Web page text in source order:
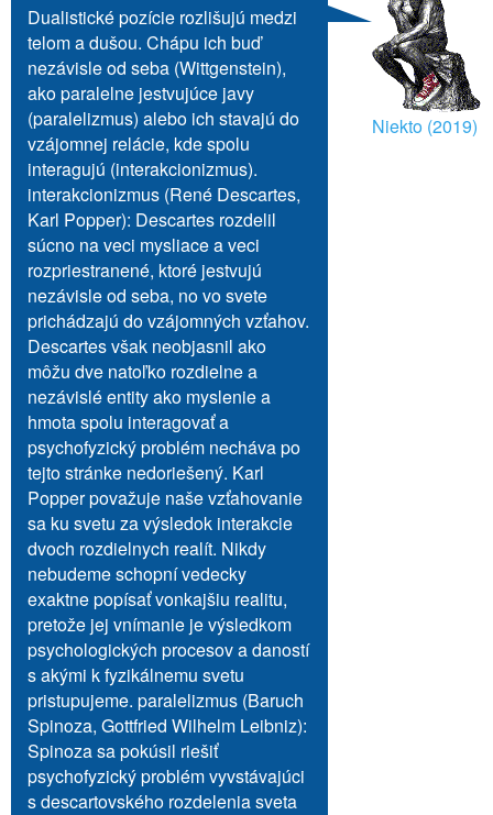
Dualistické pozície rozlišujú medzi
telom a dušou. Chápu ich buď
nezávisle od seba (Wittgenstein),
ako paralelne jestvujúce javy
(paralelizmus) alebo ich stavajú do
vzájomnej relácie, kde spolu
interagujú (interakcionizmus).
interakcionizmus (René Descartes,
Karl Popper): Descartes rozdelil
súcno na veci mysliace a veci
rozpriestranené, ktoré jestvujú
nezávisle od seba, no vo svete
prichádzajú do vzájomných vzťahov.
Descartes však neobjasnil ako
môžu dve natoľko rozdielne a
nezávislé entity ako myslenie a
hmota spolu interagovať a
psychofyzický problém necháva po
tejto stránke nedoriešený. Karl
Popper považuje naše vzťahovanie
sa ku svetu za výsledok interakcie
dvoch rozdielnych realít. Nikdy
nebudeme schopní vedecky
exaktne popísať vonkajšiu realitu,
pretože jej vnímanie je výsledkom
psychologických procesov a daností
s akými k fyzikálnemu svetu
pristupujeme. paralelizmus (Baruch
Spinoza, Gottfried Wilhelm Leibniz):
Spinoza sa pokúsil riešiť
psychofyzický problém vyvstávajúci
s descartovského rozdelenia sveta
Niekto (2019)